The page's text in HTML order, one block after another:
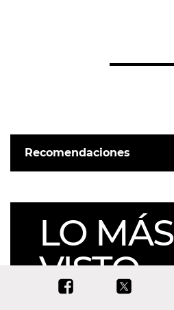
Recomendaciones
LO MÁS
VISTO